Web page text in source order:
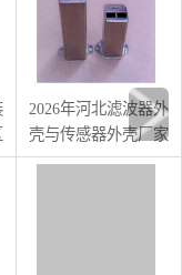
2026年河北滤波器外
壳与传感器外壳厂家
产品评测